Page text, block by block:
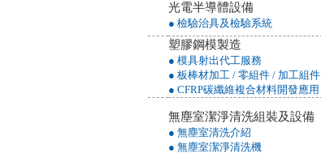
光電半導體設備
● 檢驗治具及檢驗系統
塑膠鋼模製造
● 模具射出代工服務
● 板棒材加工 / 零組件 / 加工組件
● CFRP碳纖維複合材料開發應用
無塵室潔淨清洗組裝及設備
● 無塵室清洗介紹
● 無塵室潔淨清洗機